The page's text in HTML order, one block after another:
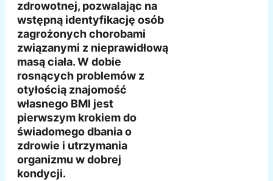
zdrowotnej, pozwalając na
wstępną identyfikację osób
zagrożonych chorobami
związanymi z nieprawidłową
masą ciała. W dobie
rosnących problemów z
otyłością znajomość
własnego BMI jest
pierwszym krokiem do
świadomego dbania o
zdrowie i utrzymania
organizmu w dobrej
kondycji.